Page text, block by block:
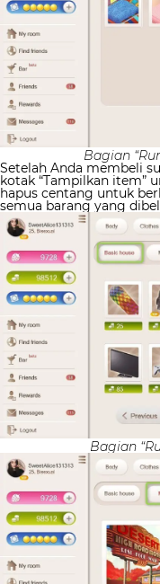
Bagian
Setelah Anda membeli
kotak “Tampilkan item”
hapus centang untuk
semua barang yang
Bagian